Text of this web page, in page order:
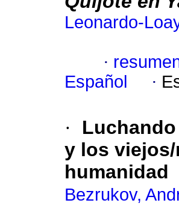
Leonardo-
·
Español
·
·
y los
humanidad
Bezrukov,